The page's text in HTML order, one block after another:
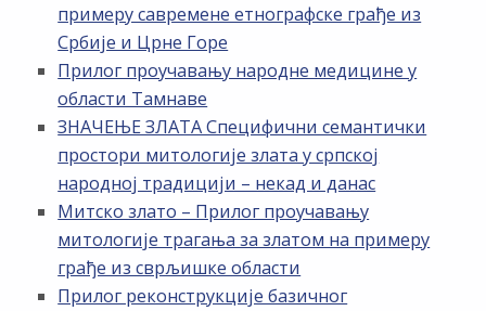
примеру савремене етнографске грађе из
Србије и Црне Горе
Прилог проучавању народне медицине у
области Тамнаве
ЗНАЧЕЊЕ ЗЛАТА Специфични семантички
простори митологије злата у српској
народној традицији – некад и данас
Митско злато – Прилог проучавању
митологије трагања за златом на примеру
грађе из сврљишке области
Прилог реконструкције базичног